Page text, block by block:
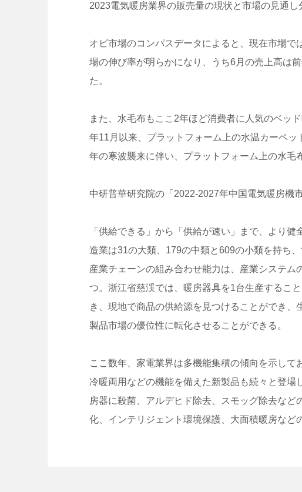
2023電気暖房業界の販売量の現状と市場の見通し
オビ市場のコンパスデータによると、現在市場
場の伸び率が明らかになり、うち6月の売上高は
た。
また、水毛布もここ2年ほど消費者に人気のベッ
年11月以来、プラットフォーム上の水温カーペ
年の寒波襲来に伴い、プラットフォーム上の水毛
中研普華研究院の「2022-2027年中国電気暖房機
「供給できる」から「供給が速い」まで、より
造業は31の大類、179の中類と609の小類を持ち
産業チェーンの組み合わせ能力は、産業システ
つ。浙江省慈渓では、暖房器具を1台生産するこ
き、現地で商品の供給源を見つけることができ
製品市場の優位性に転化させることができる。
ここ数年、家電業界は多機能集積の傾向を示し
冷暖両用などの機能を備えた新製品も続々と登
房器に殺菌、アルデヒド除去、スモッグ除去な
化、インテリジェント環境保護、大面積暖房など